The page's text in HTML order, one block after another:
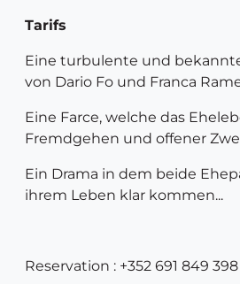
Tarifs
Eine turbulente und
von Dario Fo und Franca
Eine Farce, welche das
Fremdgehen und offener
Ein Drama in dem beide
ihrem Leben klar kommen...
Reservation : +352 691 849 398